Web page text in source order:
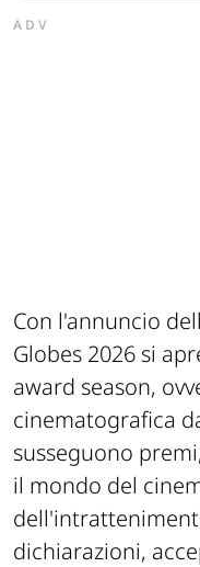
ADV
Con l'annuncio
Globes 2026 si
award season,
cinematografica
susseguono
il mondo del
dichiarazioni,